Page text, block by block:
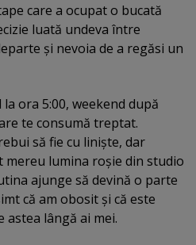
care a ocupat o bucată
luată undeva între
şi nevoia de a regăsi un
ora 5:00, weekend după
te consumă treptat.
să fie cu linişte, dar
lumina roşie din studio
ajunge să devină o parte
că am obosit şi că este
lângă ai mei.